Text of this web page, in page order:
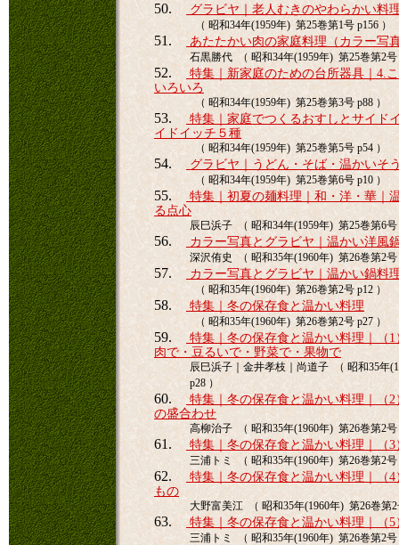
50. グラビヤ｜老人むきのやわらかい料
（ 昭和34年(1959年) 第25巻第1号 p156 ）
51. あたたかい肉の家庭料理（カラー写
石黒勝代 （ 昭和34年(1959年) 第25巻第2号
52.
特集｜新家庭のための台所器具｜4.
いろいろ
（ 昭和34年(1959年) 第25巻第3号 p88 ）
53.
特集｜家庭でつくるおすしとサイド
イドイッチ５種
（ 昭和34年(1959年) 第25巻第5号 p54 ）
54. グラビヤ｜うどん・そば・温かいそ
（ 昭和34年(1959年) 第25巻第6号 p10 ）
55.
特集｜初夏の麺料理｜和・洋・華｜
る点心
辰巳浜子 （ 昭和34年(1959年) 第25巻第6号
56. カラー写真とグラビヤ｜温かい洋風
深沢侑史 （ 昭和35年(1960年) 第26巻第2号
57. カラー写真とグラビヤ｜温かい鍋料
（ 昭和35年(1960年) 第26巻第2号 p12 ）
58. 特集｜冬の保存食と温かい料理
（ 昭和35年(1960年) 第26巻第2号 p27 ）
59.
特集｜冬の保存食と温かい料理｜（
肉で・豆るいで・野菜で・果物で
辰巳浜子｜金井孝枝｜尚道子 （ 昭和35年
p28 ）
60.
特集｜冬の保存食と温かい料理｜（
の盛合わせ
高柳治子 （ 昭和35年(1960年) 第26巻第2号
61. 特集｜冬の保存食と温かい料理｜（
三浦トミ （ 昭和35年(1960年) 第26巻第2号
62.
特集｜冬の保存食と温かい料理｜（
もの
大野富美江 （ 昭和35年(1960年) 第26巻第2
63. 特集｜冬の保存食と温かい料理｜（
三浦トミ （ 昭和35年(1960年) 第26巻第2号